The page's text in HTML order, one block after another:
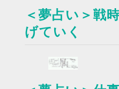
＜夢占い＞戦
げていく